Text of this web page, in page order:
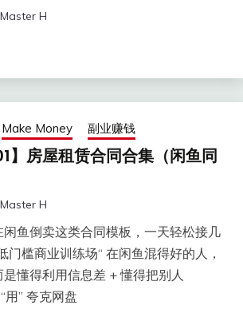
Master H
Make Money 副业赚钱
】房屋租赁合同合集（闲鱼同
Master H
鱼倒卖这类合同模板，一天轻松接几
门槛商业训练场“ 在闲鱼混得好的人，
懂得利用信息差 + 懂得把别人
用” 夸克网盘